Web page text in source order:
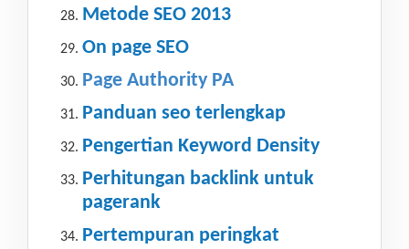
Metode SEO 2013
On page SEO
Page Authority PA
Panduan seo terlengkap
Pengertian Keyword Density
Perhitungan backlink untuk
pagerank
Pertempuran peringkat